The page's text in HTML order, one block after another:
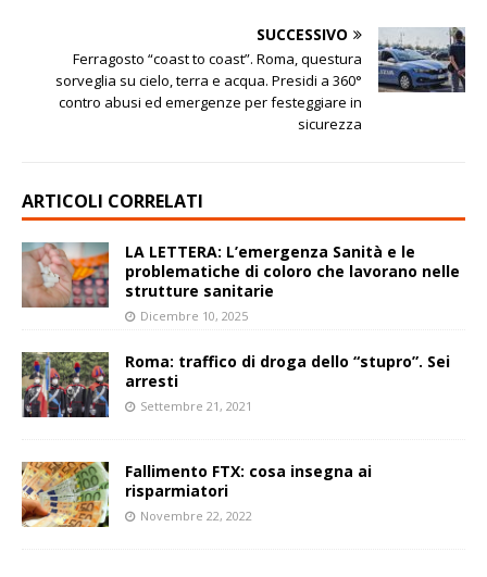
SUCCESSIVO
Ferragosto “coast to coast”. Roma, questura
sorveglia su cielo, terra e acqua. Presidi a 360°
contro abusi ed emergenze per festeggiare in
sicurezza
ARTICOLI CORRELATI
LA LETTERA: L’emergenza Sanità e le
problematiche di coloro che lavorano nelle
strutture sanitarie
Dicembre 10, 2025
Roma: traffico di droga dello “stupro”. Sei
arresti
Settembre 21, 2021
Fallimento FTX: cosa insegna ai
risparmiatori
Novembre 22, 2022